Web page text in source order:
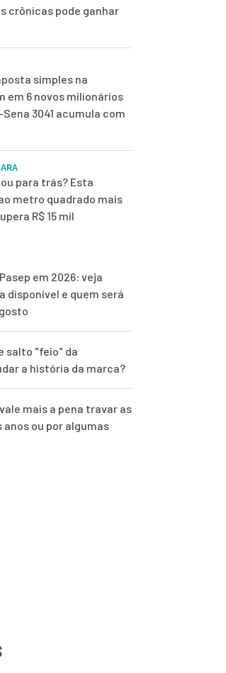
crônicas pode ganhar
simples na
em 6 novos milionários
3041 acumula com
para trás? Esta
metro quadrado mais
R$ 15 mil
em 2026: veja
disponível e quem será
salto "feio" da
a história da marca?
mais a pena travar as
ou por algumas